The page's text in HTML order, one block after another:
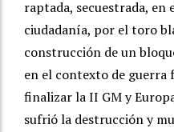
raptada, secuestrada, en
ciudadanía, por el toro
construcción de un
en el contexto de guerra
finalizar la II GM y
sufrió la destrucción y